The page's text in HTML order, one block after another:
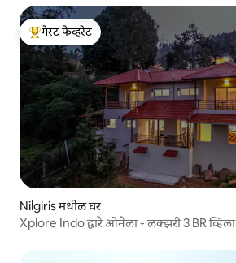
टॉप गेस्ट फेव्हरेट
गेस्ट फेव्हरेट
Nilgiris मधील घर
Xplore Indo द्वारे ओनेला - लक्झरी 3 BR व्हिला